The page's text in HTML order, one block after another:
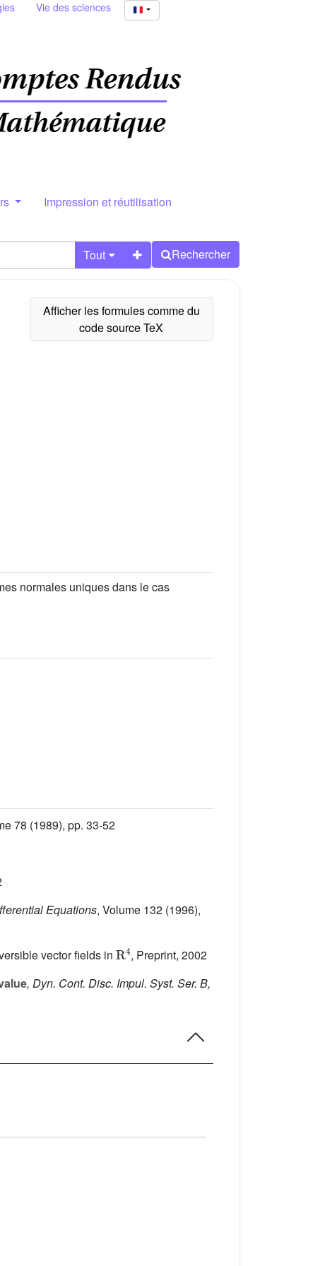
Vie des sciences
Impression et réutilisation
Tout Rechercher
normales uniques dans le cas
78 (1989), pp. 33-52
Equations, Volume 132 (1996),
vector fields in
4
, Preprint, 2002
, Dyn. Cont. Disc. Impul. Syst. Ser. B,